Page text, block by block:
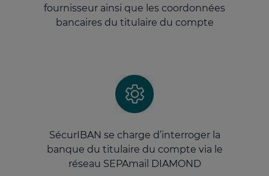
fournisseur ainsi que les coordonnées
bancaires du titulaire du compte
SécurIBAN se charge d’interroger la
banque du titulaire du compte via le
réseau SEPAmail DIAMOND